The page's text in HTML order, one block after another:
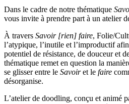
Dans le cadre de notre thématique
vous invite à prendre part à un atelier
À travers Savoir [rien] faire, Folie/
l’atypique, l’inutile et l’improductif
potentiel de résistance, de douceur et
thématique remet en question la
se glisser entre le Savoiret le faire
désorganise.
L’atelier de doodling, conçu et animé